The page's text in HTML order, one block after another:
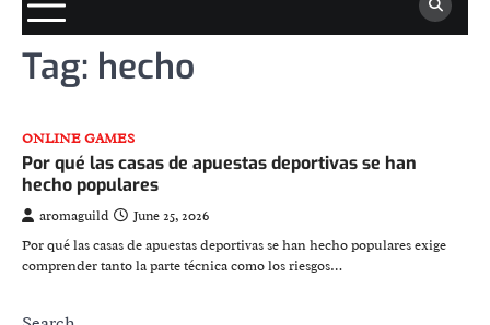
Tag: hecho
ONLINE GAMES
Por qué las casas de apuestas deportivas se han
hecho populares
aromaguild
June 25, 2026
Por qué las casas de apuestas deportivas se han hecho populares exige
comprender tanto la parte técnica como los riesgos…